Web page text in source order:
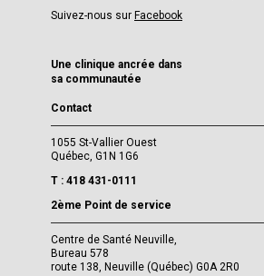
Suivez-nous sur Facebook
Une clinique ancrée dans
sa communautée
Contact
1055 St-Vallier Ouest
Québec, G1N 1G6
T : 418 431-0111
2ème Point de service
Centre de Santé Neuville,
Bureau 578
route 138, Neuville (Québec) G0A 2R0